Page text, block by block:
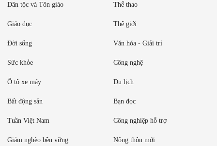
Dân tộc và Tôn giáo Thể thao
Giáo dục Thế giới
Đời sống Văn hóa - Giải trí
Sức khỏe Công nghệ
Ô tô xe máy Du lịch
Bất động sản Bạn đọc
Tuần Việt Nam Công nghiệp hỗ trợ
Giảm nghèo bền vững Nông thôn mới